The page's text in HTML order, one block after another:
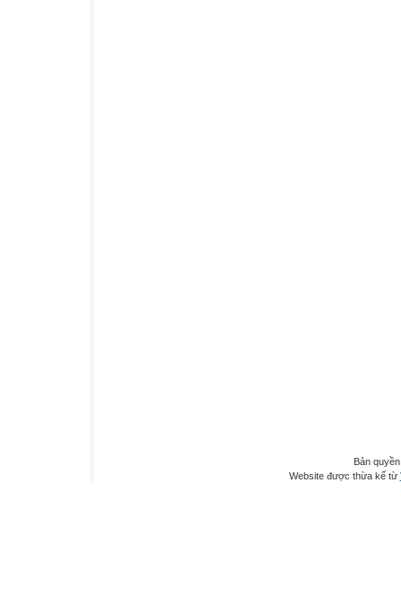
Bản
Website được thừa kế từ